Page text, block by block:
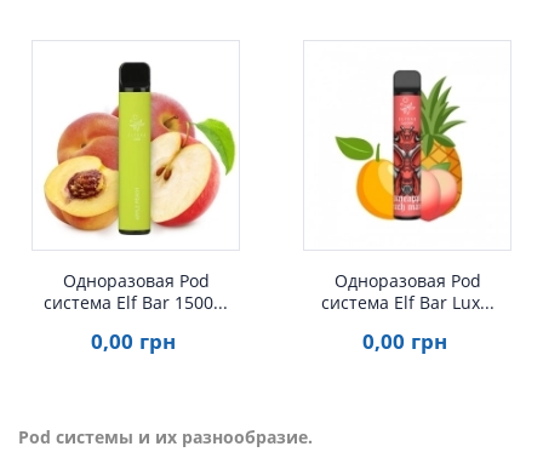
Одноразовая Pod
система Elf Bar 1500...
0,00 грн
Быстрый просмотр
Одноразовая Pod
система Elf Bar Lux...
0,00 грн
Pod системы и их разнообразие.